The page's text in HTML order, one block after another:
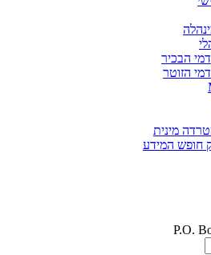
הבכיר
הזוטר
מינית
חופש המידע
P.O.